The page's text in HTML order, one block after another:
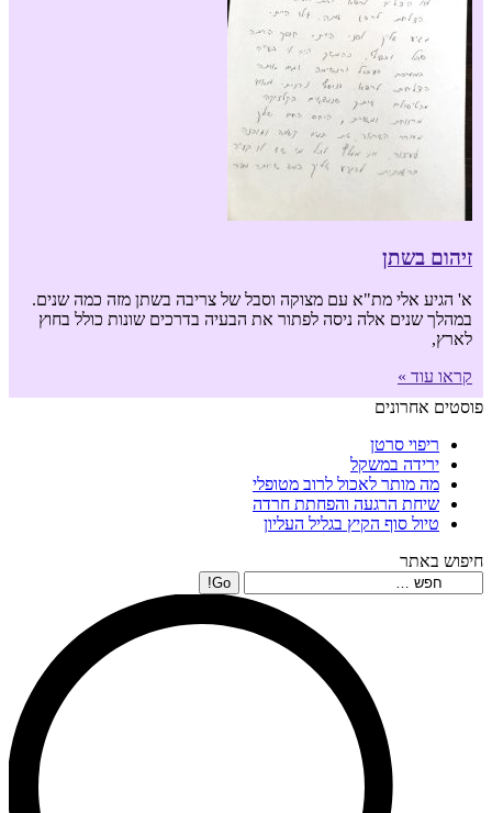
זיהום בשתן
א' הגיע אלי מת"א עם מצוקה וסבל של צריבה בשתן מזה כמה שנים.
במהלך שנים אלה ניסה לפתור את הבעיה בדרכים שונות כולל בחוץ
לארץ,
קראו עוד »
פוסטים אחרונים
ריפוי סרטן
ירידה במשקל
מה מותר לאכול לרוב מטופלי
שיחת הרגעה והפחתת חרדה
טיול סוף הקיץ בגליל העליון
חיפוש באתר
Search: